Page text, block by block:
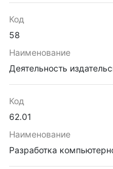
Код
58
Наименование
Деятельность
Код
62.01
Наименование
Разработка